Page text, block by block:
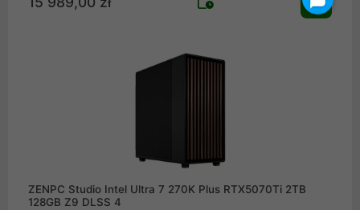
PCIe NVMe Gen4 | Obudowa: Fractal Design North XL
Charcoal Black Mesh | Zasilacz: Seasonic FOCUS GX-1000
procesora: EK Water Blocks EK-Nucleus AIO CR360
ZENPC Studio Intel Ultra 7 270K Plus RTX5070Ti 2TB
128GB Z9 DLSS 4